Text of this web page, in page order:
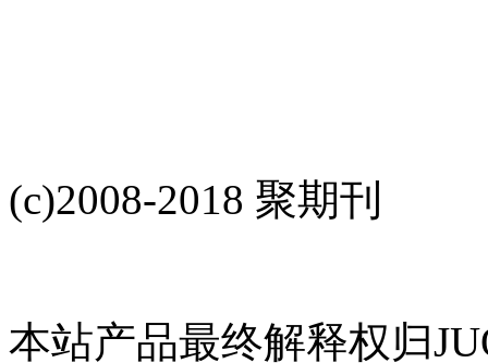
(c)2008-2018 聚期刊
本站产品最终解释权归